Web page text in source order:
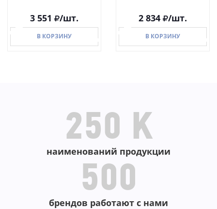
3 551 /шт.
В КОРЗИНУ
2 834 /шт.
В КОРЗИНУ
250 K
наименований продукции
500
брендов работают с нами